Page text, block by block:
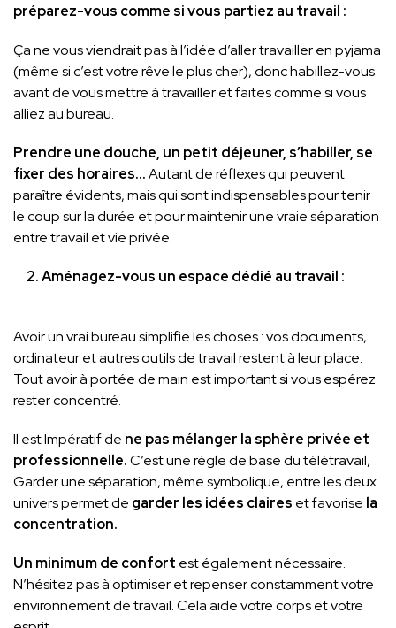
préparez-vous comme si vous partiez au travail :
Ça ne vous viendrait pas à l’idée d’aller travailler en pyjama
(même si c’est votre rêve le plus cher), donc habillez-vous
avant de vous mettre à travailler et faites comme si vous
alliez au bureau.
Prendre une douche, un petit déjeuner, s’habiller, se
fixer des horaires…Autant de réflexes qui peuvent
paraître évidents, mais qui sont indispensables pour tenir
le coup sur la durée et pour maintenir une vraie séparation
entre travail et vie privée.
2. Aménagez-vous un espace dédié au travail :
Avoir un vrai bureau simplifie les choses : vos documents,
ordinateur et autres outils de travail restent à leur place.
Tout avoir à portée de main est important si vous espérez
rester concentré.
Il est Impératif de ne pas mélanger la sphère privée et
professionnelle.C’est une règle de base du télétravail,
Garder une séparation, même symbolique, entre les deux
univers permet de garder les idées claires et favorise la
concentration.
Un minimum de confort est également nécessaire.
N’hésitez pas à optimiser et repenser constamment votre
environnement de travail. Cela aide votre corps et votre